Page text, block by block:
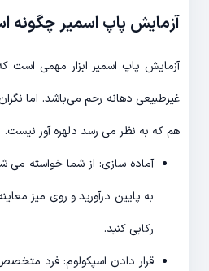
آزمایش پاپ اسمیر چگونه
آزمایش پاپ اسمیر ابزار مهمی
غیرطبیعی دهانه رحم می‌باشد. اما
هم که به نظر می رسد دلهره آور نیست.
آماده سازی: از شما خواسته می
به پایین درآورید و روی میز
رکابی کنید.
قرار دادن اسپکولوم: فرد